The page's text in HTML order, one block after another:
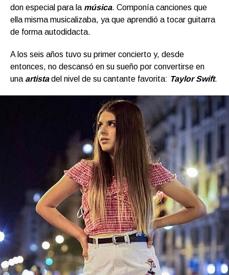
don especial para la música. Componía canciones que
ella misma musicalizaba, ya que aprendió a tocar guitarra
de forma autodidacta.
A los seis años tuvo su primer concierto y, desde
entonces, no descansó en su sueño por convertirse en
una artistadel nivel de su cantante favorita: Taylor Swift.